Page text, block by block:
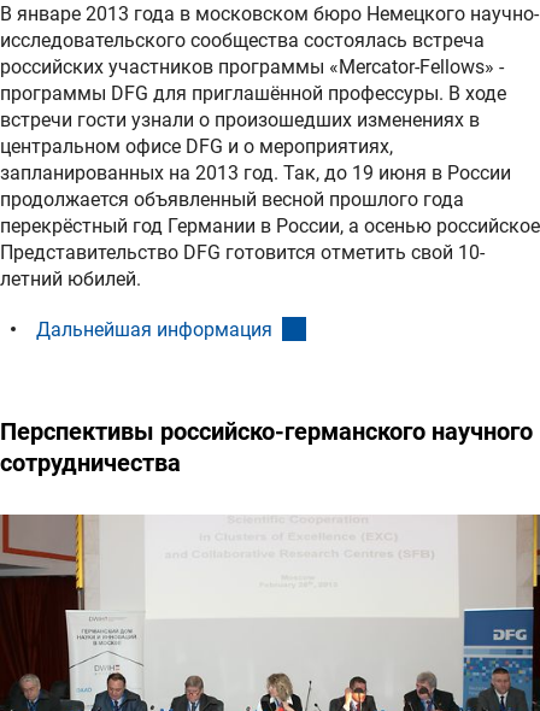
В январе 2013 года в московском бюро Немецкого научно-
исследовательского сообщества состоялась встреча
российских участников программы «Mercator-Fellows» -
программы DFG для приглашённой профессуры. В ходе
встречи гости узнали о произошедших изменениях в
центральном офисе DFG и о мероприятиях,
запланированных на 2013 год. Так, до 19 июня в России
продолжается объявленный весной прошлого года
перекрёстный год Германии в России, а осенью российское
Представительство DFG готовится отметить свой 10-
летний юбилей.
Дальнейшая информация
Перспективы российско-германского научного
сотрудничества